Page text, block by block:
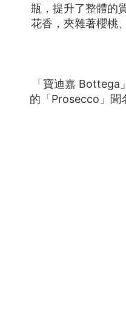
瓶，提升了整體的
花香，夾雜著櫻桃
「寶迪嘉
的「Prosecco」聞